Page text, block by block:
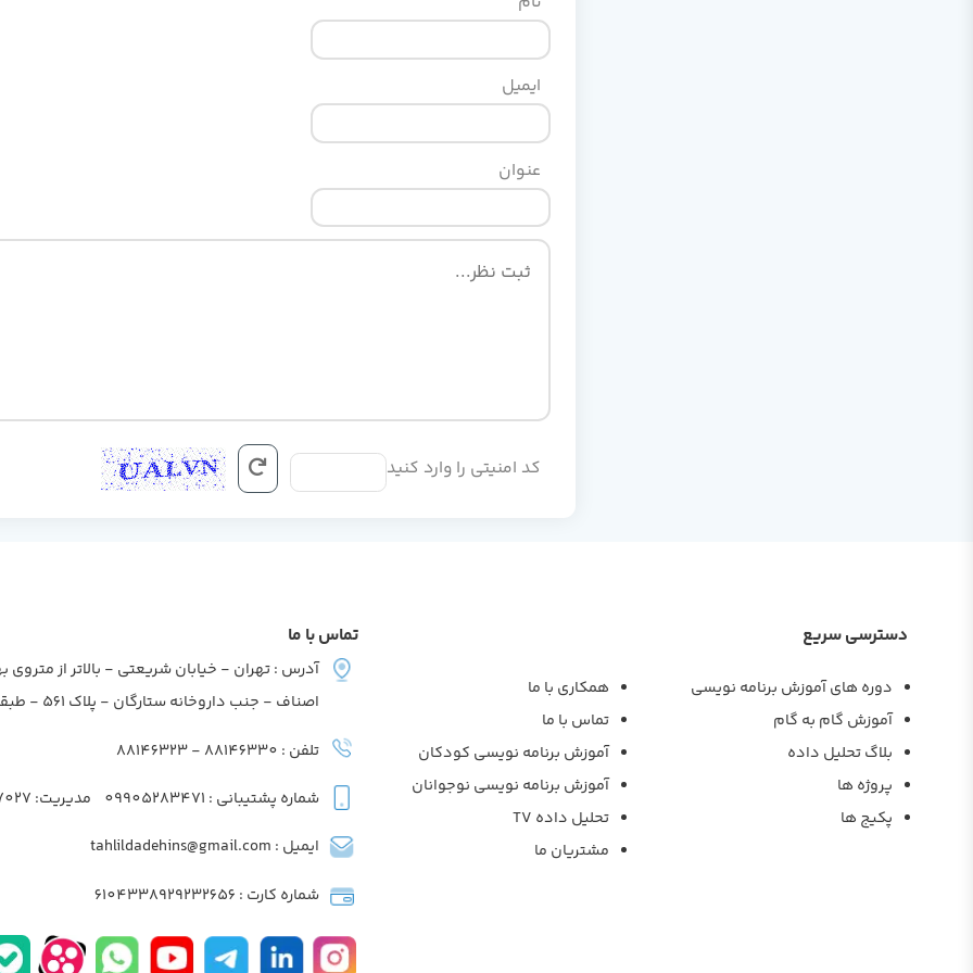
ایمیل
عنوان
کد امنیتی را وارد کنید
دسترسی سریع
دوره های آموزش برنامه نویسی
آموزش گام به گام
بلاگ تحلیل داده
پروژه ها
پکیج ها
همکاری با ما
تماس با ما
آموزش برنامه نویسی کودکان
آموزش برنامه نویسی نوجوانان
تحلیل داده TV
مشتریان ما
تماس با ما
آدرس : تهران - خیابان شریعتی - بالاتر از متروی
اصناف - جنب داروخانه ستارگان - پلاک 561 - طبقه2 - واحد7
تلفن : 88146330 - 88146323
شماره پشتیبانی : 09905283471 مدیریت: 09039737027
ایمیل : tahlildadehins@gmail.com
شماره کارت : 6104338929232656